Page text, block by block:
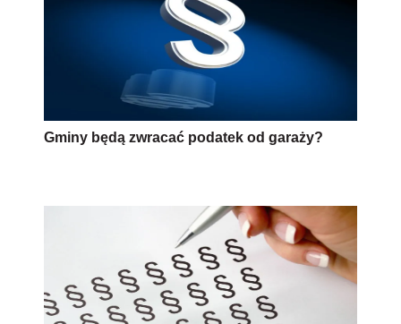
Gminy będą zwracać podatek od garaży?